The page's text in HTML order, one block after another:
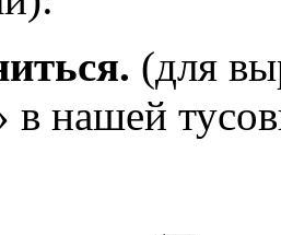
(для
в нашей